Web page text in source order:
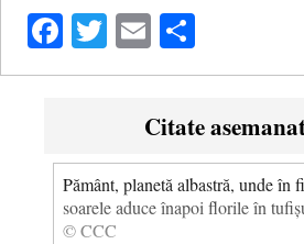
Facebook
Twitter
Email
Citate
Pământ, planetă albastră, unde în
soarele aduce înapoi florile în
© CCC